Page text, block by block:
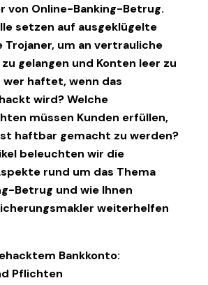
von Online-Banking-Betrug.
setzen auf ausgeklügelte
Trojaner, um an vertrauliche
gelangen und Konten leer zu
wer haftet, wenn das
wird? Welche
müssen Kunden erfüllen,
haftbar gemacht zu werden?
beleuchten wir die
rund um das Thema
Betrug und wie Ihnen
weiterhelfen
Bankkonto:
Pflichten